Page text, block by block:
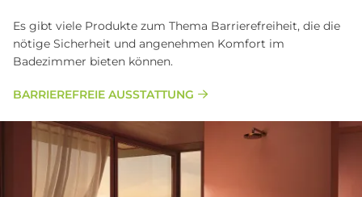
Es gibt viele Produkte zum Thema Barrierefreiheit, die die
nötige Sicherheit und angenehmen Komfort im
Badezimmer bieten können.
BARRIEREFREIE AUSSTATTUNG